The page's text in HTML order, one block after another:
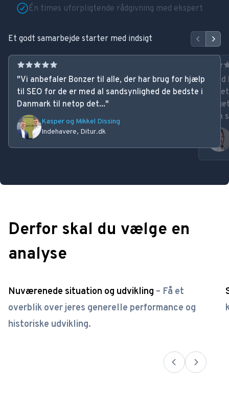
Én times uforpligtende rådgivning med ekspert
Et godt samarbejde starter med indsigt Previous
Next
"Vi anbefaler Bonzer til alle, der har brug for hjælp
til SEO for de er med al sandsynlighed de bedste i
Danmark til netop det..."
Kasper og Mikkel Dissing
Indehavere, Ditur.dk
Derfor skal du vælge en
analyse
Nuværenede situation og udvikling – Få et
overblik over jeres generelle performance og
historiske udvikling.
prev next